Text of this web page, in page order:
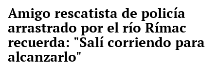
Amigo rescatista de policía
arrastrado por el río Rímac
recuerda: "Salí corriendo para
alcanzarlo"